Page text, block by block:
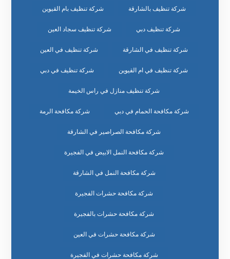
شركة تنظيف بالشارقة شركة تنظيف بام القيوين
شركة تنظيف دبي شركة تنظيف سجاد العين
شركة تنظيف في الشارقة شركة تنظيف في العين
شركة تنظيف في ام القيوين شركة تنظيف في دبي
شركة تنظيف منازل في راس الخيمة
شركة مكافحة الحمام في دبي شركة مكافحة الرمة
شركة مكافحة الصراصير في الشارقة
شركة مكافحة النمل الابيض في الفجيرة
شركة مكافحة النمل في الشارقة
شركة مكافحة حشرات الفجيرة
شركة مكافحة حشرات بالفجيرة
شركة مكافحة حشرات في العين
شركة مكافحة حشرات في الفجيرة